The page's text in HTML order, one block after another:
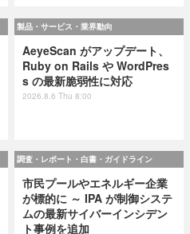
製品・サービス・業界動向
AeyeScan がアップデート、
Ruby on Rails や WordPres
s の最新脆弱性に対応
2026.8.6 Thu 8:00
調査・レポート・白書・ガイドライン
市民プールやエネルギー企業
が標的に ～ IPA が制御システ
ムの最新サイバーインシデン
ト事例を追加